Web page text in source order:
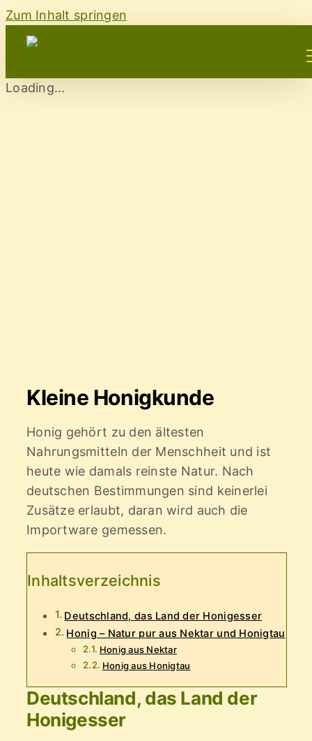
Zum Inhalt springen
Loading...
Kleine Honigkunde
Honig gehört zu den ältesten
Nahrungsmitteln der Menschheit und ist
heute wie damals reinste Natur. Nach
deutschen Bestimmungen sind keinerlei
Zusätze erlaubt, daran wird auch die
Importware gemessen.
Inhaltsverzeichnis
Deutschland, das Land der Honigesser
Honig – Natur pur aus Nektar und Honigtau
Honig aus Nektar
Honig aus Honigtau
Deutschland, das Land der
Honigesser